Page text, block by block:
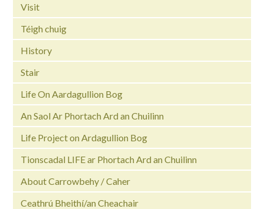
Visit
Téigh chuig
History
Stair
Life On Aardagullion Bog
An Saol Ar Phortach Ard an Chuilinn
Life Project on Ardagullion Bog
Tionscadal LIFE ar Phortach Ard an Chuilinn
About Carrowbehy / Caher
Ceathrú Bheithí/an Cheachair